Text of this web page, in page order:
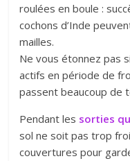
roulées en boule :
cochons d’Inde
mailles.
Ne vous étonnez pas
actifs en période de
passent beaucoup de
Pendant les sorties
sol ne soit pas trop
couvertures pour